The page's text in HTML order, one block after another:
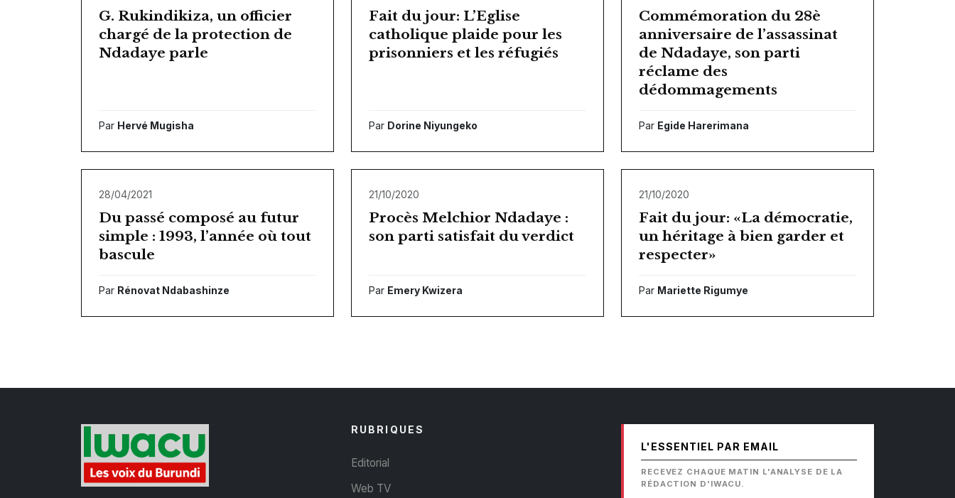
G. Rukindikiza, un officier
chargé de la protection de
Ndadaye parle
Par Hervé Mugisha
Fait du jour: L’Eglise
catholique plaide pour les
prisonniers et les réfugiés
Par Dorine Niyungeko
Commémoration du 28è
anniversaire de l’assassinat
de Ndadaye, son parti
réclame des
dédommagements
Par Egide Harerimana
28/04/2021
Du passé composé au futur
simple : 1993, l’année où tout
bascule
Par Rénovat Ndabashinze
21/10/2020
Procès Melchior Ndadaye :
son parti satisfait du verdict
Par Emery Kwizera
21/10/2020
Fait du jour: «La démocratie,
un héritage à bien garder et
respecter»
Par Mariette Rigumye
RUBRIQUES
Editorial
Web TV
L'ESSENTIEL PAR EMAIL
RECEVEZ CHAQUE MATIN L'ANALYSE DE LA
RÉDACTION D'IWACU.